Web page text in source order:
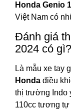
Honda Genio
Việt Nam có
Đánh giá
2024 có gì?
Là mẫu xe tay
Honda điều
thị trường Indo
110cc tương